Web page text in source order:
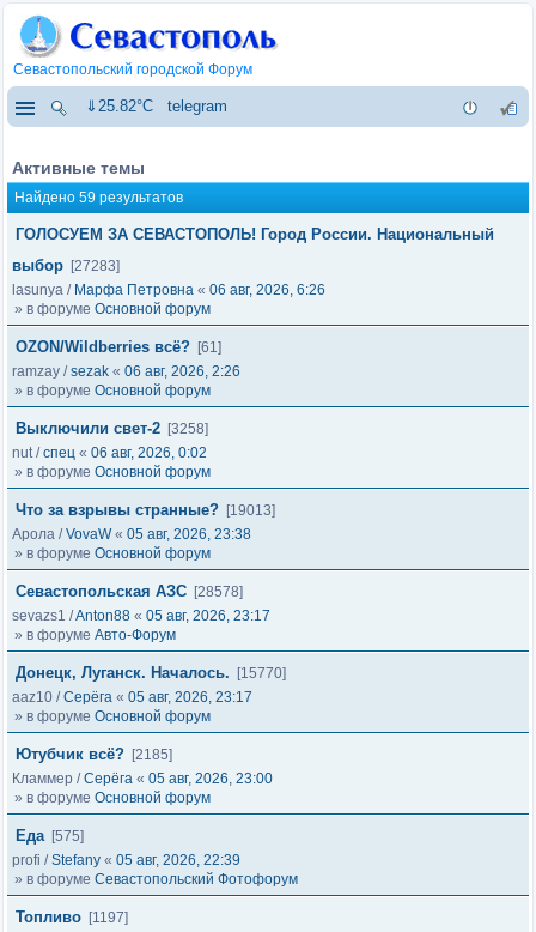
Севастопольский городской Форум
⇓25.82°C telegram
Активные темы
Найдено 59 результатов
ГОЛОСУЕМ ЗА СЕВАСТОПОЛЬ! Город России. Национальный
выбор [27283]
lasunya / Марфа Петровна « 06 авг, 2026, 6:26
» в форуме Основной форум
OZON/Wildberries всё? [61]
ramzay /sezak « 06 авг, 2026, 2:26
» в форуме Основной форум
Выключили свет-2 [3258]
nut/спец « 06 авг, 2026, 0:02
» в форуме Основной форум
Что за взрывы странные? [19013]
Арола /VovaW« 05 авг, 2026, 23:38
» в форуме Основной форум
Севастопольская АЗС [28578]
sevazs1 /Anton88 « 05 авг, 2026, 23:17
» в форуме Авто-Форум
Донецк, Луганск. Началось.
[15770]
aaz10 /Серёга « 05 авг, 2026, 23:17
» в форуме Основной форум
Ютубчик всё? [2185]
Кламмер /Серёга « 05 авг, 2026, 23:00
» в форуме Основной форум
Еда [575]
profi /Stefany « 05 авг, 2026, 22:39
» в форуме Севастопольский Фотофорум
Топливо [1197]